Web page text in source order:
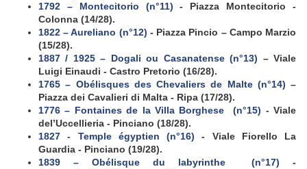
1792 – Montecitorio (n°11) - Piazza Montecitorio -
Colonna (14/28).
1822 – Aureliano (n°12) - Piazza Pincio – Campo Marzio
(15/28).
1887 / 1925 – Dogali ou Casanatense (n°13) – Viale
Luigi Einaudi - Castro Pretorio (16/28).
1765 – Obélisques des Chevaliers de Malte (n°14) –
Piazza dei Cavalieri di Malta - Ripa (17/28).
1776 – Fontaines de la Villa Borghese
(n°15) - Viale
del’Uccellieria - Pinciano (18/28).
1827 - Temple égyptien (n°16) - Viale Fiorello La
Guardia - Pinciano (19/28).
1839 – Obélisque du labyrinthe (n°17) -